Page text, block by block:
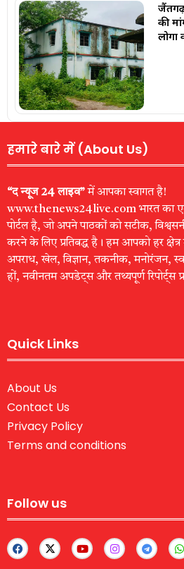
जैंतगढ़
की
लोगों
हमारे बारे में (About Us)
“द न्यूज 24 लाइव”में आपका स्वागत है!
www.thenews24live.com भारत का एक
पोर्टल है, जो अपने पाठकों को सटीक,
करने के लिए प्रतिबद्ध है। हम आपको हर क्षेत्र
अपराध, खेल, विज्ञान, तकनीक, मनोरंजन,
हों, नवीनतम अपडेट्स और तथ्यपूर्ण रिपोर्ट्स
Quick Links
About Us
Contact Us
Privacy Policy
Terms and conditions
Follow us